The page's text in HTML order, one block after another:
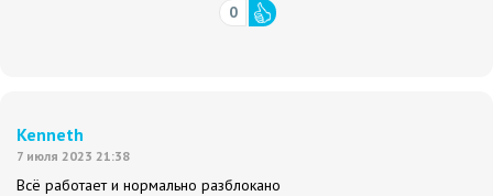
0
Kenneth
7 июля 2023 21:38
Всё работает и нормально разблокано